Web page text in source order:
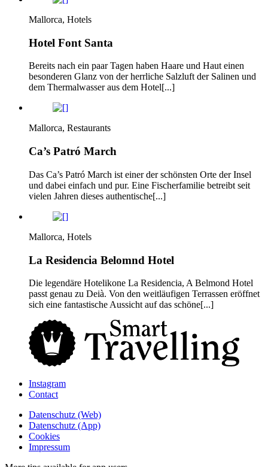
Mallorca, Hotels
Hotel Font Santa
Bereits nach ein paar Tagen haben Haare und Haut einen
besonderen Glanz von der herrliche Salzluft der Salinen und
dem Thermalwasser aus dem Hotel[...]
Mallorca, Restaurants
Ca’s Patró March
Das Ca’s Patró March ist einer der schönsten Orte der Insel
und dabei einfach und pur. Eine Fischerfamilie betreibt seit
vielen Jahren dieses authentische[...]
Mallorca, Hotels
La Residencia Belomnd Hotel
Die legendäre Hotelikone La Residencia, A Belmond Hotel
passt genau zu Deià. Von den weitläufigen Terrassen eröffnet
sich eine fantastische Aussicht auf das schöne[...]
Instagram
Contact
Daten­schutz­ (Web)
Daten­schutz­ (App)
Cookies
Impressum